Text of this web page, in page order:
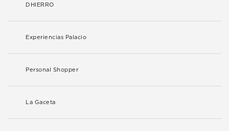
DHIERRO
Experiencias Palacio
Personal Shopper
La Gaceta